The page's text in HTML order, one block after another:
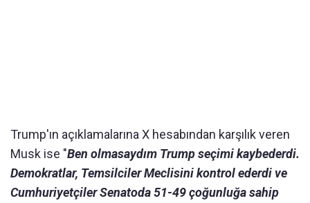
Trump'ın açıklamalarına X hesabından karşılık veren
Musk ise "Ben olmasaydım Trump seçimi kaybederdi.
Demokratlar, Temsilciler Meclisini kontrol ederdi ve
Cumhuriyetçiler Senatoda 51-49 çoğunluğa sahip